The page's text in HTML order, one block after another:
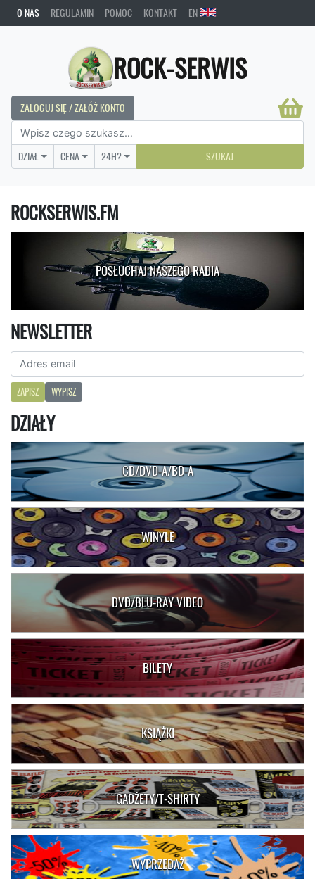
O NAS REGULAMIN POMOC KONTAKT EN
ROCK-SERWIS
ZALOGUJ SIĘ / ZAŁÓŻ KONTO
DZIAŁ CENA 24H? SZUKAJ
ROCKSERWIS.FM
POSŁUCHAJ NASZEGO RADIA
NEWSLETTER
ZAPISZ WYPISZ
DZIAŁY
CD/DVD-A/BD-A
WINYLE
DVD/BLU-RAY VIDEO
BILETY
KSIĄŻKI
GADŻETY/T-SHIRTY
WYPRZEDAŻ